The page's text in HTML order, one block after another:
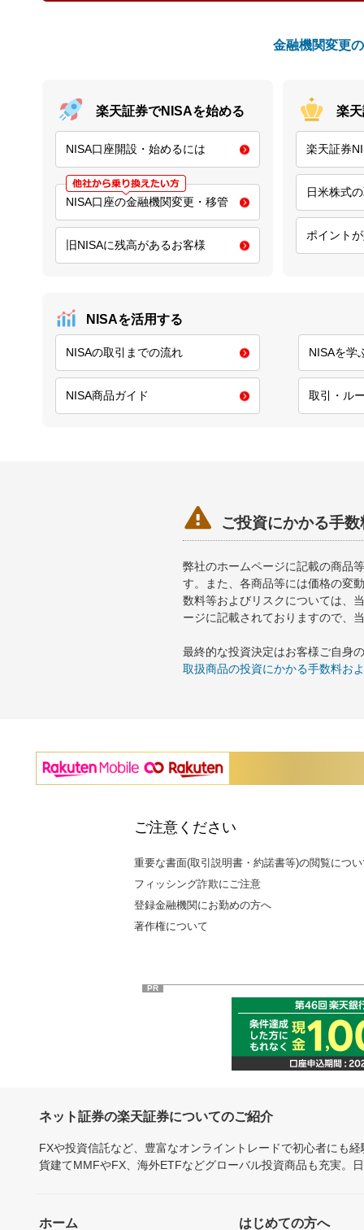
金融機関変更
楽天証券でNISAを始める
NISA口座開設・始めるには
NISA口座の金融機関変更・移管
旧NISAに残高があるお客様
楽
楽天証券
日米株式
ポイント
NISAを活用する
NISAの取引までの流れ NISAを学
NISA商品ガイド 取引・ル
 ご投資にかかる手
弊社のホームページに記載の商品
す。また、各商品等には価格の変
数料等およびリスクについては、
ージに記載されておりますので、
最終的な投資決定はお客様ご自身
取扱商品の投資にかかる手数料お
ご注意ください
重要な書面(取引説明書・約諾書等)の閲覧につ
フィッシング詐欺にご注意
登録金融機関にお勤めの方へ
著作権について
PR
ネット証券の楽天証券についてのご紹介
FXや投資信託など、豊富なオンライントレードで初心者にも
貨建てMMFやFX、海外ETFなどグローバル投資商品も充実。
ホーム はじめての方へ